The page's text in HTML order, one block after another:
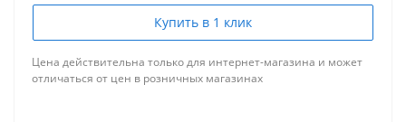
Купить в 1 клик
Цена действительна только для интернет-магазина и может
отличаться от цен в розничных магазинах